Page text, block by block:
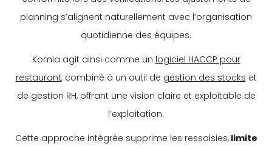
planning s’alignent naturellement avec l’organisation
quotidienne des équipes.
Komia agit ainsi comme un logiciel HACCP pour
restaurant, combiné à un outil de gestion des stocks et
de gestion RH, offrant une vision claire et exploitable de
l’exploitation.
Cette approche intégrée supprime les ressaisies,limite